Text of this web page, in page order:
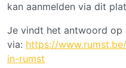
kan aanmelden via dit
Je vindt het antwoord op
via: https://
in-rumst